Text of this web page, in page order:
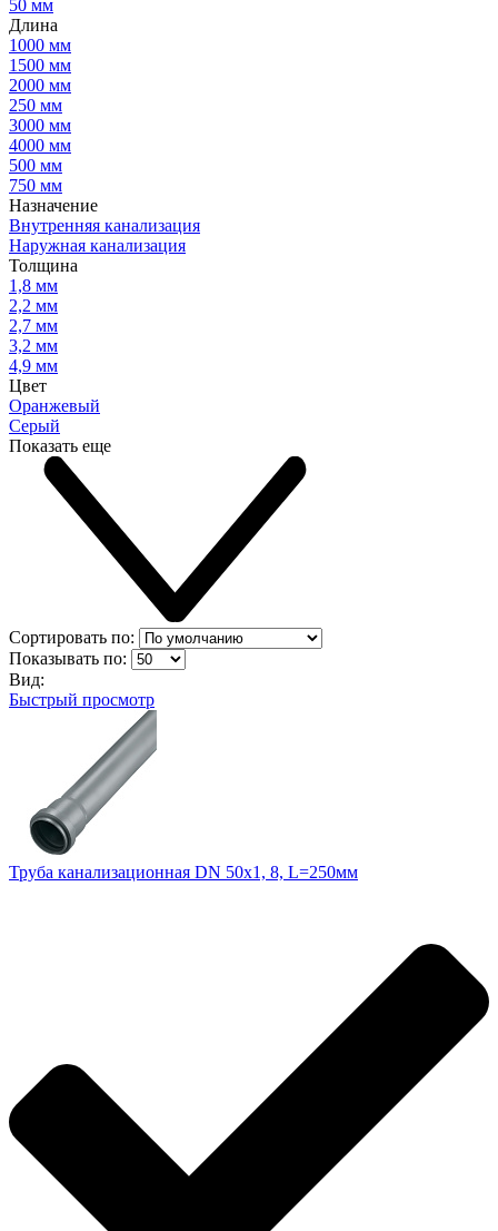
50 мм
Длина
1000 мм
1500 мм
2000 мм
250 мм
3000 мм
4000 мм
500 мм
750 мм
Назначение
Внутренняя канализация
Наружная канализация
Толщина
1,8 мм
2,2 мм
2,7 мм
3,2 мм
4,9 мм
Цвет
Оранжевый
Серый
Показать еще
Сортировать по:
Показывать по:
Вид:
Быстрый просмотр
Труба канализационная DN 50х1, 8, L=250мм